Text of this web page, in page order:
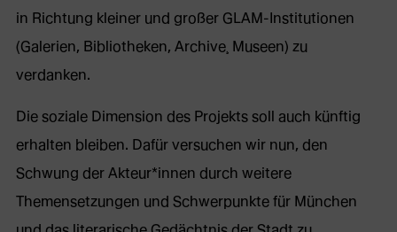
in Richtung kleiner und großer GLAM-Institutionen
(Galerien, Bibliotheken, Archive¸ Museen) zu
verdanken.
Die soziale Dimension des Projekts soll auch künftig
erhalten bleiben. Dafür versuchen wir nun, den
Schwung der Akteur*innen durch weitere
Themensetzungen und Schwerpunkte für München